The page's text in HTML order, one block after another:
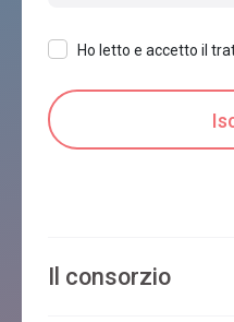
Ho letto e accetto il
Il consorzio